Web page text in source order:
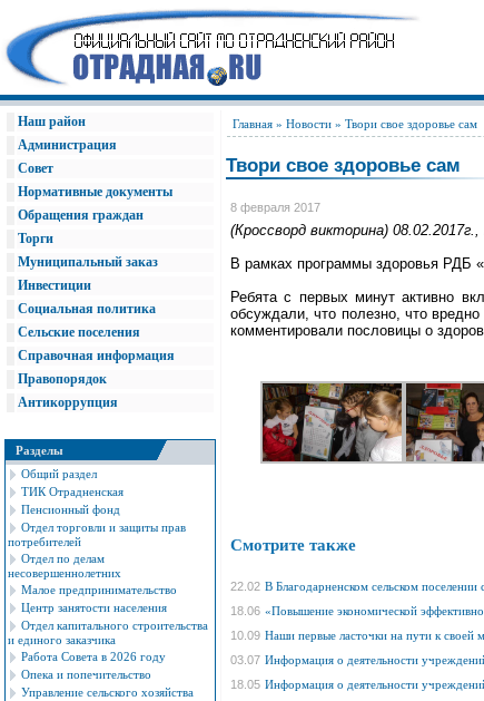
Наш район
Администрация
Совет
Нормативные документы
Обращения граждан
Торги
Муниципальный заказ
Инвестиции
Социальная политика
Сельские поселения
Справочная информация
Правопорядок
Антикоррупция
Разделы
Общий раздел
ТИК Отрадненская
Пенсионный фонд
Отдел торговли и защиты прав
потребителей
Отдел по делам
несовершеннолетних
Малое предпринимательство
Центр занятости населения
Отдел капитального строительства
и единого заказчика
Работа Совета в 2026 году
Опека и попечительство
Управление сельского хозяйства
Главная » Новости » Твори свое здоровье сам
Твори свое здоровье сам
8 февраля 2017
(Кроссворд викторина)
В рамках программы здоровья РДБ
Ребята с первых минут активно
обсуждали, что полезно, что
комментировали пословицы о
Смотрите также
22.02 В Благодарненском сельском поселении
18.06 «Повышение экономической
10.09 Наши первые ласточки на пути к своей
03.07 Информация о деятельности
18.05 Информация о деятельности